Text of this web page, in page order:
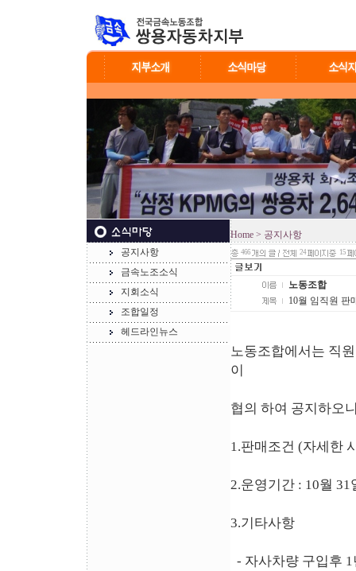
공지사항
금속노조소식
지회소식
조합일정
헤드라인뉴스
Home > 공지사항
466 24 15
노동조합
10월 임직원 판
노동조합에서는 직
이
협의 하여 공지하오
1.판매조건 (자세한
2.운영기간 : 10월
3.기타사항
- 자사차량 구입후